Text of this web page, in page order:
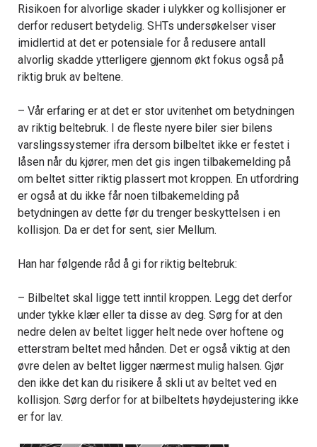
Risikoen for alvorlige skader i ulykker og kollisjoner er
derfor redusert betydelig. SHTs undersøkelser viser
imidlertid at det er potensiale for å redusere antall
alvorlig skadde ytterligere gjennom økt fokus også på
riktig bruk av beltene.
– Vår erfaring er at det er stor uvitenhet om betydningen
av riktig beltebruk. I de fleste nyere biler sier bilens
varslingssystemer ifra dersom bilbeltet ikke er festet i
låsen når du kjører, men det gis ingen tilbakemelding på
om beltet sitter riktig plassert mot kroppen. En utfordring
er også at du ikke får noen tilbakemelding på
betydningen av dette før du trenger beskyttelsen i en
kollisjon. Da er det for sent, sier Mellum.
Han har følgende råd å gi for riktig beltebruk:
– Bilbeltet skal ligge tett inntil kroppen. Legg det derfor
under tykke klær eller ta disse av deg. Sørg for at den
nedre delen av beltet ligger helt nede over hoftene og
etterstram beltet med hånden. Det er også viktig at den
øvre delen av beltet ligger nærmest mulig halsen. Gjør
den ikke det kan du risikere å skli ut av beltet ved en
kollisjon. Sørg derfor for at bilbeltets høydejustering ikke
er for lav.